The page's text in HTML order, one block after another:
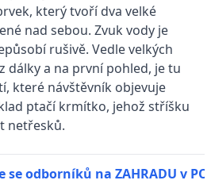
který tvoří dva velké
nad sebou. Zvuk vody je
rušivě. Vedle velkých
dálky a na první pohled, je tu
které návštěvník objevuje
ptačí krmítko, jehož stříšku
netřesků.
se odborníků na ZAHRADU v